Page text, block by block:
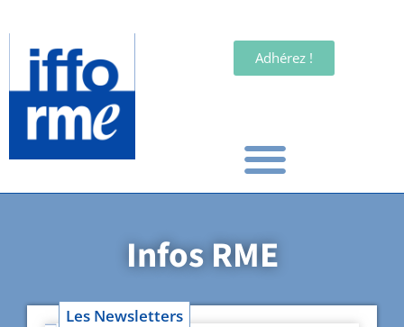
Adhérez !
Infos RME
Les Newsletters